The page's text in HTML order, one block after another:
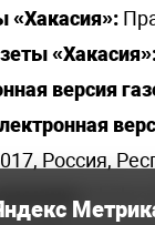
«Хакасия»:
версия
Россия,